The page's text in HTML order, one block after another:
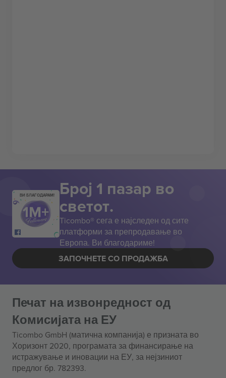
ВИ БЛАГОДАРАМ! Број 1 пазар во
светот.
Ticombo® сега е најследен од сите
платформи за препродавање во
Европа. Ви благодариме!
ЗАПОЧНЕТЕ СО ПРОДАЖБА
Печат на извонредност од
Комисијата на ЕУ
Ticombo GmbH (матична компанија) е призната во
Хоризонт 2020, програмата за финансирање на
истражување и иновации на ЕУ, за нејзиниот
предлог бр. 782393.